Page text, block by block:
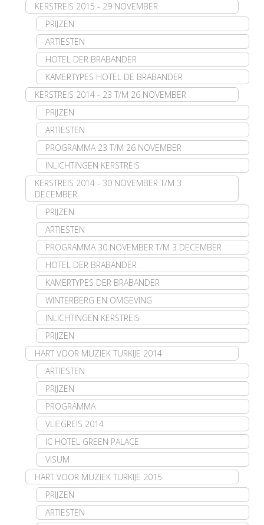
KERSTREIS 2015 - 29 NOVEMBER
PRIJZEN
ARTIESTEN
HOTEL DER BRABANDER
KAMERTYPES HOTEL DE BRABANDER
KERSTREIS 2014 - 23 T/M 26 NOVEMBER
PRIJZEN
ARTIESTEN
PROGRAMMA 23 T/M 26 NOVEMBER
INLICHTINGEN KERSTREIS
KERSTREIS 2014 - 30 NOVEMBER T/M 3
DECEMBER
PRIJZEN
ARTIESTEN
PROGRAMMA 30 NOVEMBER T/M 3 DECEMBER
HOTEL DER BRABANDER
KAMERTYPES DER BRABANDER
WINTERBERG EN OMGEVING
INLICHTINGEN KERSTREIS
PRIJZEN
HART VOOR MUZIEK TURKIJE 2014
ARTIESTEN
PRIJZEN
PROGRAMMA
VLIEGREIS 2014
IC HOTEL GREEN PALACE
VISUM
HART VOOR MUZIEK TURKIJE 2015
PRIJZEN
ARTIESTEN